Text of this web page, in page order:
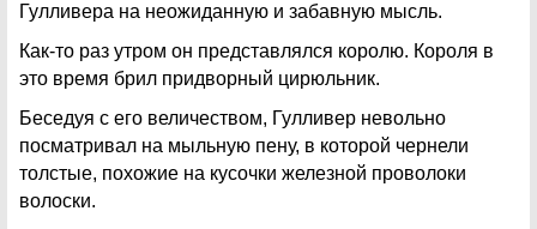
Гулливера на неожиданную и забавную мысль.
Как-то раз утром он представлялся королю. Короля в
это время брил придворный цирюльник.
Беседуя с его величеством, Гулливер невольно
посматривал на мыльную пену, в которой чернели
толстые, похожие на кусочки железной проволоки
волоски.